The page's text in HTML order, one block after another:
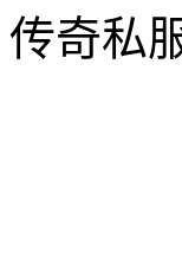
传奇私